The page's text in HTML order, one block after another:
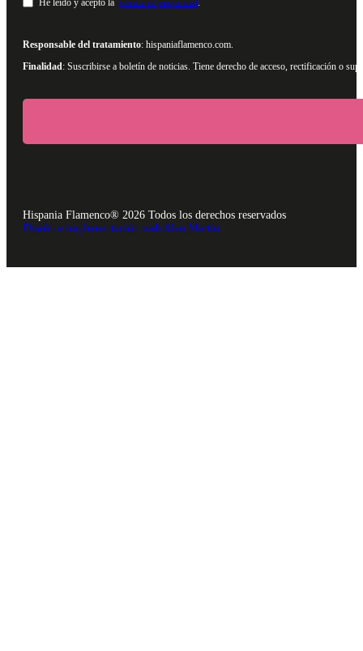
Responsable del tratamiento: hispaniaflamenco.com.
Finalidad: Suscribirse a boletín de noticias. Tiene derecho de acceso, rectificación o
Hispania Flamenco® 2026 Todos los derechos reservados
Diseño e implementación web Alan Martín